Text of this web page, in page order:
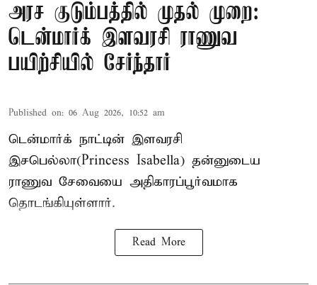
அரச குடும்பத்தில் முதல் முறை:
டென்மார்க் இளவரசி ராணுவ
பயிற்சியில் சேர்ந்தார்
Published on: 06 Aug 2026, 10:52 am
டென்மார்க் நாட்டின் இளவரசி
இசபெல்லா(Princess Isabella) தன்னுடைய
ராணுவ சேவையை அதிகாரப்பூர்வமாக
தொடங்கியுள்ளார்.
Read More